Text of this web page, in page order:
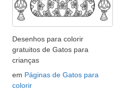
Desenhos para colorir
gratuitos de Gatos para
crianças
em Páginas de Gatos para
colorir